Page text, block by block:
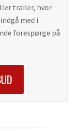
trailer, hvor
med i
forespørge på